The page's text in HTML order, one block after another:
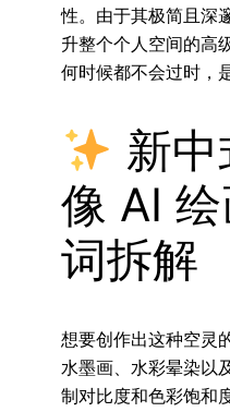
性。由于其极简且深
升整个个人空间的高
何时候都不会过时，
新中
像 AI
词拆解
想要创作出这种空灵
水墨画、水彩晕染以
制对比度和色彩饱和